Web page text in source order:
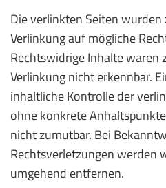
Die verlinkten Seiten
Verlinkung auf mögliche
Rechtswidrige Inhalte waren
Verlinkung nicht erkennbar.
inhaltliche Kontrolle der
ohne konkrete
nicht zumutbar. Bei
Rechtsverletzungen werden
umgehend entfernen.